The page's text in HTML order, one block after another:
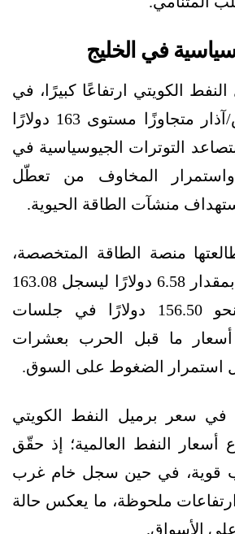
في الخليج
الكويتي ارتفاعًا كبيرًا، في
أواخر شهر مارس/آذار متجاوزًا مستوى 163 دولارًا
التوترات الجيوسياسية في
واستمرار المخاوف من تعطّل
منشآت الطاقة الحيوية.
منصة الطاقة المتخصصة،
فقد ارتفع السعر بمقدار 6.58 دولارًا ليسجل 163.08
دولارًا، مقارنة بنحو 156.50 دولارًا في جلسات
أسعار ما قبل الحرب بعشرات
استمرار الضغوط على السوق.
في سعر برميل النفط الكويتي
أسعار النفط العالمية؛ إذ حقّق
قوية، في حين سجل خام غرب
ملحوظة، ما يعكس حالة
الأسواق.